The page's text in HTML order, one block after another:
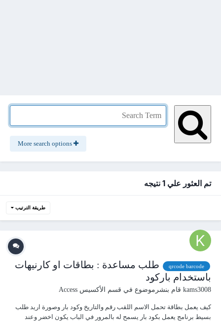
تم العثور علي 1 نتيجه
طريقة الترتيب
qrcode barcode
طلب مساعدة : بطاقات او كارنيهات
باستخدام باركود
kams3008 قام بنشرموضوع في قسم الأكسيس Access
كيف يعمل بطاقة تحمل الاسم اللقب رقم والتاريخ وكود بار وصورة اريد طلب
بسيط برنامج يعمل بكود بار يسمح له بالمرور في الباب يكون اخضر وعند